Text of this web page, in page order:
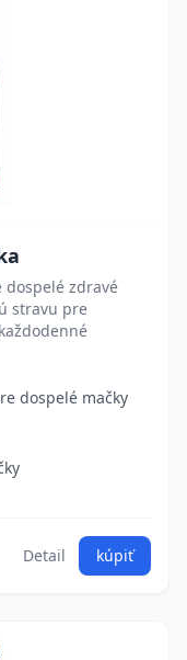
dospelé zdravé
stravu pre
dospelé mačky
Detail kúpiť